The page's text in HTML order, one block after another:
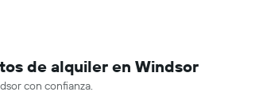
de alquiler en Windsor
con confianza.